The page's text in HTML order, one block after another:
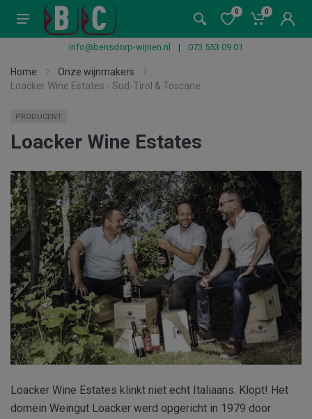
0 0
info@bensdorp-wijnen.nl | 073 553 09 01
Home
Onze wijnmakers
Loacker Wine Estates - Sud-Tirol & Toscane
PRODUCENT
Loacker Wine Estates
Loacker Wine Estates klinkt niet echt Italiaans. Klopt! Het
domein Weingut Loacker werd opgericht in 1979 door